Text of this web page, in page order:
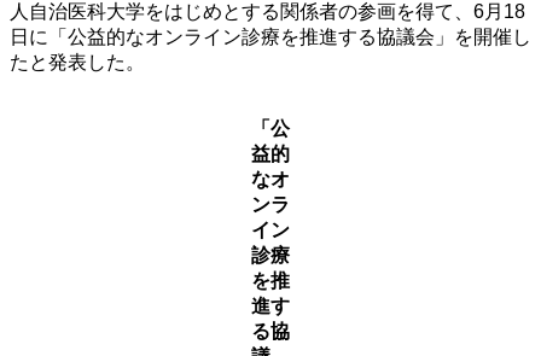
人自治医科大学をはじめとする関係者の参画を得て、6月18
日に「公益的なオンライン診療を推進する協議会」を開催し
たと発表した。
「公
益的
なオ
ンラ
イン
診療
を推
進す
る協